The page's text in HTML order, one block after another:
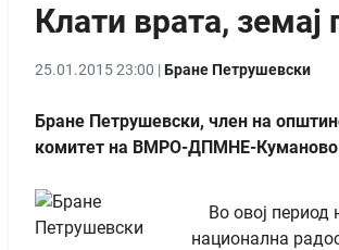
Клати врата, земај
25.01.2015 23:00 |Бране Петрушевски
Бране Петрушевски, член на
комитет на ВМРО-ДПМНЕ-Куманово
Во овој период
национална